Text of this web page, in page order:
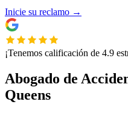
Inicie su reclamo →
¡Tenemos calificación de 4.9
Abogado de
Queens